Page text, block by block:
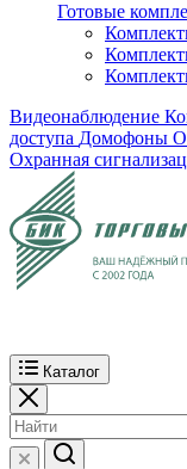
Готовые
Видеонаблюдение
доступа Домофоны
Охранная
Каталог